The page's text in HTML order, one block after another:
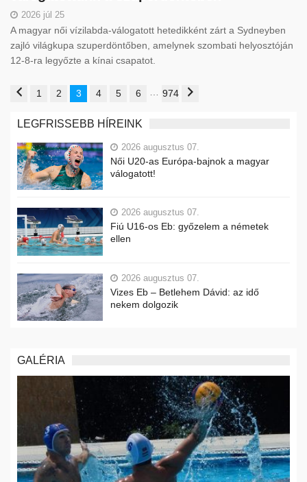
2026 júl 25
A magyar női vízilabda-válogatott hetedikként zárt a Sydneyben
zajló világkupa szuperdöntőben, amelynek szombati helyosztóján
12-8-ra legyőzte a kínai csapatot.
1 2 3 4 5 6 974
LEGFRISSEBB HÍREINK
2026 augusztus 07.
Női U20-as Európa-bajnok a magyar
válogatott!
2026 augusztus 07.
Fiú U16-os Eb: győzelem a németek
ellen
2026 augusztus 07.
Vizes Eb – Betlehem Dávid: az idő
nekem dolgozik
GALÉRIA